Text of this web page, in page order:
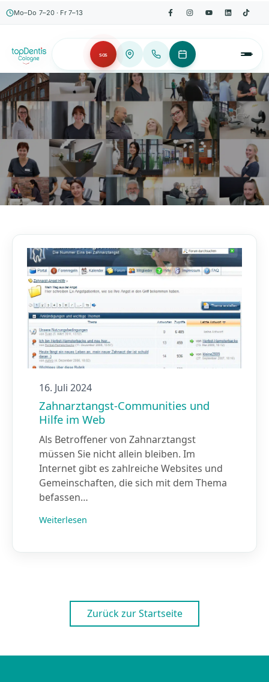
Mo–Do 7–20 · Fr 7–13
SOS
Unser Blog
16. Juli 2024
Zahnarztangst-Communities und
Hilfe im Web
Als Betroffener von Zahnarztangst
müssen Sie nicht allein bleiben. Im
Internet gibt es zahlreiche Websites und
Gemeinschaften, die sich mit dem Thema
befassen…
Weiterlesen
Zurück zur Startseite